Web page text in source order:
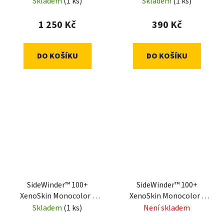
1 250 Kč
DO KOŠÍKU
390 Kč
DO KOŠÍKU
SideWinder™ 100+
XenoSkin Monocolor -
Blue
Skladem (1 ks)
SideWinder™ 100+
XenoSkin Monocolor -
Green
Není skladem